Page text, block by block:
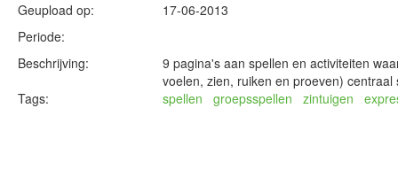
Geupload op:
17-06-2013
Periode:
Beschrijving:
9 pagina's aan spellen en activiteiten
voelen, zien, ruiken en proeven) centraal
Tags:
spellen groepsspellen zintuigen